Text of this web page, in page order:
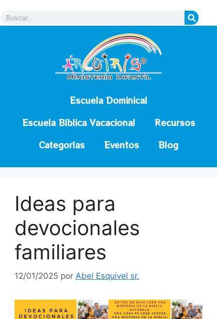
Escuela Dominical
Escuela Bíblica Vacacional
Recursos
Categorías
Eventos Blog
Ideas para
devocionales
familiares
12/01/2025 por Abel Esquivel sr.